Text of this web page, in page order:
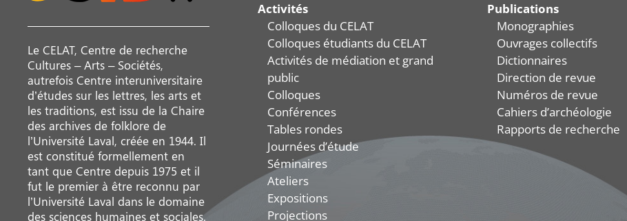
Le CELAT, Centre de recherche
Cultures – Arts – Sociétés,
autrefois Centre interuniversitaire
d’études sur les lettres, les arts et
les traditions, est issu de la Chaire
des archives de folklore de
l’Université Laval, créée en 1944. Il
est constitué formellement en
tant que Centre depuis 1975 et il
fut le premier à être reconnu par
l’Université Laval dans le domaine
des sciences humaines et sociales.
Activités
Colloques du CELAT
Colloques étudiants du CELAT
Activités de médiation et grand
public
Colloques
Conférences
Tables rondes
Journées d’étude
Séminaires
Ateliers
Expositions
Projections
Publications
Monographies
Ouvrages collectifs
Dictionnaires
Direction de revue
Numéros de revue
Cahiers d’archéologie
Rapports de recherche